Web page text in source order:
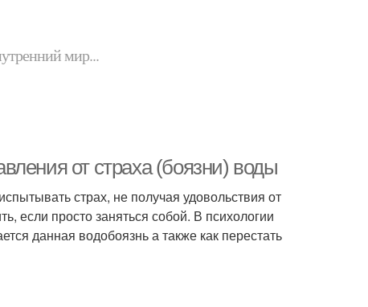
мир...
от страха (боязни) воды
страх, не получая удовольствия от
если просто заняться собой. В психологии
данная водобоязнь а также как перестать